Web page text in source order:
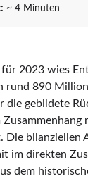
~ 4 Minuten
für 2023 wies
rund 890
die gebildete
Die bilanziellen
im direkten
dem